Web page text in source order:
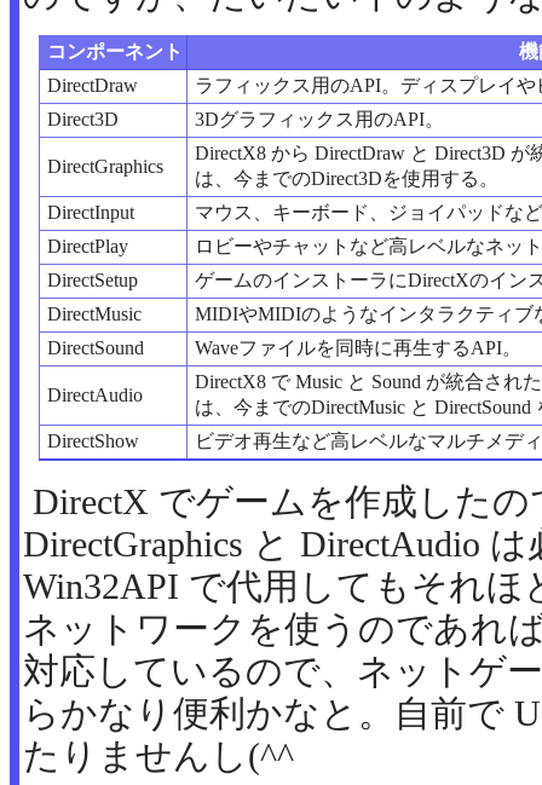
コンポーネント
機
DirectDraw
ラフィックス用のAPI。ディスプレイ
Direct3D
3Dグラフィックス用のAPI。
DirectGraphics
DirectX8 から DirectDraw と Direct3D
は、今までのDirect3Dを使用する。
DirectInput
マウス、キーボード、ジョイパッドな
DirectPlay
ロビーやチャットなど高レベルなネッ
DirectSetup
ゲームのインストーラにDirectXのイン
DirectMusic
MIDIやMIDIのようなインタラクティブ
DirectSound
Waveファイルを同時に再生するAPI。
DirectAudio
DirectX8 で Music と Sound が統合され
は、今までのDirectMusic と DirectSound
DirectShow
ビデオ再生など高レベルなマルチメデ
DirectX でゲームを作成した
DirectGraphics と DirectAudio
Win32API で代用してもそれ
ネットワークを使うのであれ
対応しているので、ネットゲ
らかなり便利かなと。自前で
たりませんし(^^ゞ